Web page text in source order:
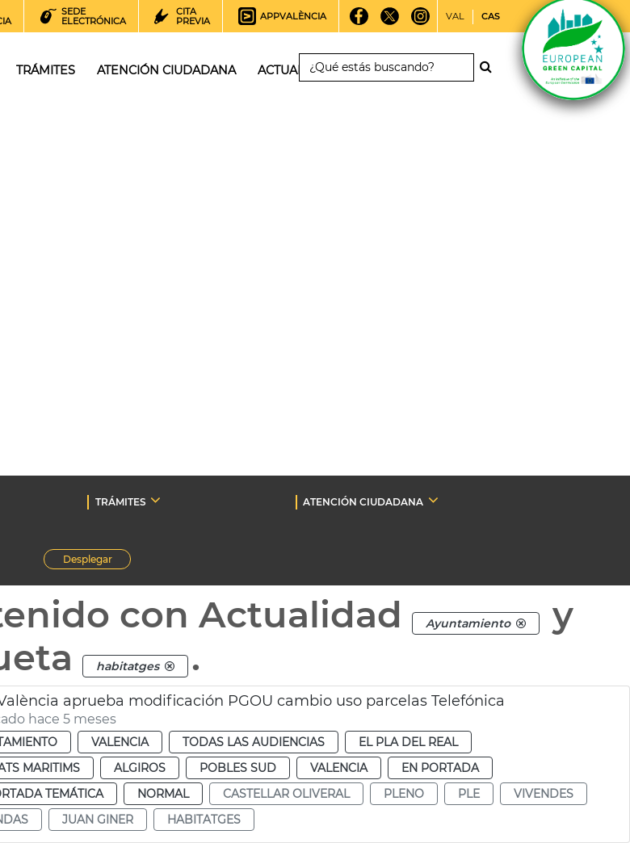
SEDE
ELECTRÓNICA
CITA
PREVIA
APPVALÈNCIA VAL CAS
TRÁMITES ATENCIÓN CIUDADANA ACTUALIDAD
TRÁMITES
ATENCIÓN CIUDADANA
Desplegar
con Actualidad Ayuntamiento
y
habitatges .
aprueba modificación PGOU cambio uso parcelas Telefónica
hace 5 meses
VALENCIA TODAS LAS AUDIENCIAS
EL PLA DEL REAL
MARITIMS
ALGIROS POBLES SUD VALENCIA
EN PORTADA
TEMÁTICA
NORMAL CASTELLAR OLIVERAL PLENO PLE
VIVENDES
JUAN GINER HABITATGES